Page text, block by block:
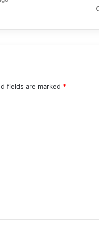
fields are marked *